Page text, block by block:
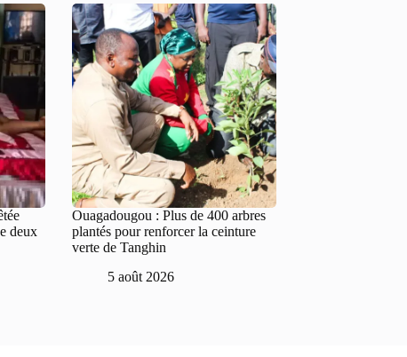
deux
Ouagadougou : Plus de 400 arbres
plantés pour renforcer la ceinture
verte de Tanghin
5 août 2026